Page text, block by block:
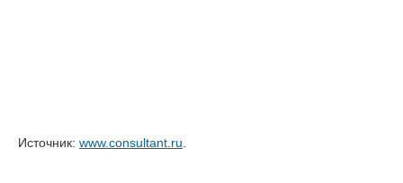
Источник: www.consultant.ru.